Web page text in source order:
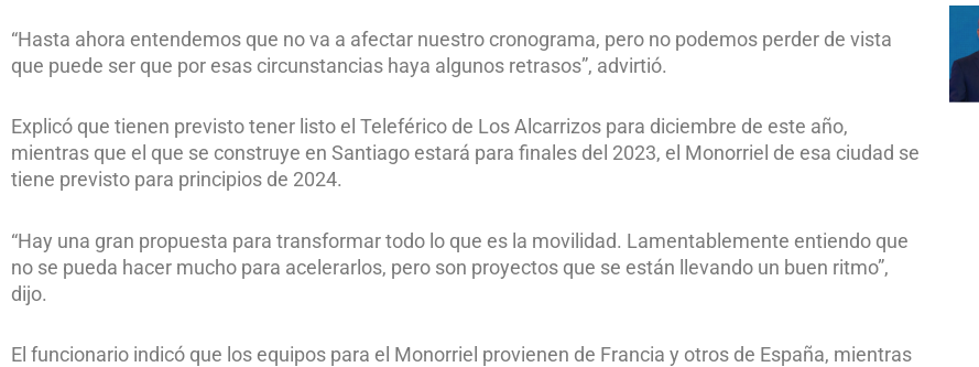
“Hasta ahora entendemos que no va a afectar nuestro cronograma, pero no podemos perder de vista
que puede ser que por esas circunstancias haya algunos retrasos”, advirtió.
Explicó que tienen previsto tener listo el Teleférico de Los Alcarrizos para diciembre de este año,
mientras que el que se construye en Santiago estará para finales del 2023, el Monorriel de esa ciudad se
tiene previsto para principios de 2024.
“Hay una gran propuesta para transformar todo lo que es la movilidad. Lamentablemente entiendo que
no se pueda hacer mucho para acelerarlos, pero son proyectos que se están llevando un buen ritmo”,
dijo.
El funcionario indicó que los equipos para el Monorriel provienen de Francia y otros de España, mientras